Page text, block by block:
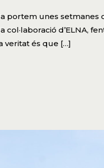
unes setmanes
d’ELNA,
veritat és que […]